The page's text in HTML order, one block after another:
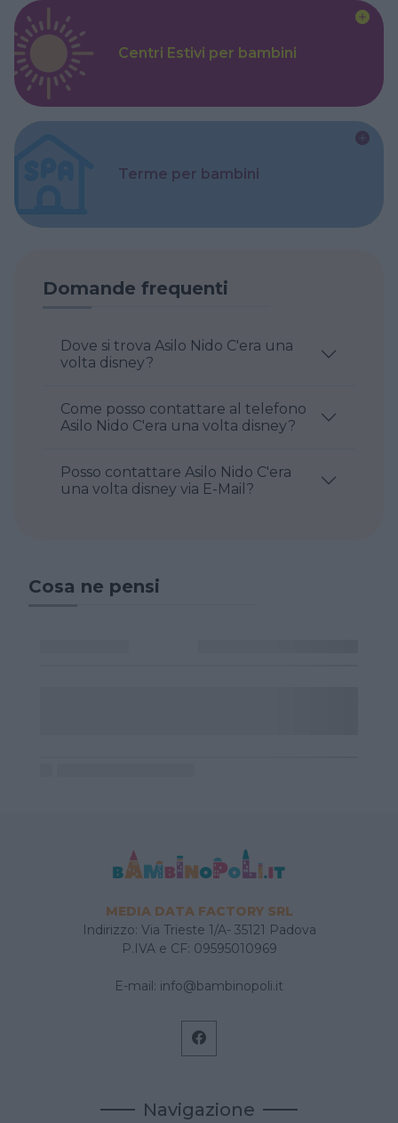
Centri Estivi per bambini
Terme per bambini
Domande frequenti
Dove si trova Asilo Nido C'era una
volta disney?
Come posso contattare al telefono
Asilo Nido C'era una volta disney?
Posso contattare Asilo Nido C'era
una volta disney via E-Mail?
Cosa ne pensi
MEDIA DATA FACTORY SRL
Indirizzo: Via Trieste 1/A- 35121 Padova
P.IVA e CF: 09595010969
E-mail: info@bambinopoli.it
Navigazione